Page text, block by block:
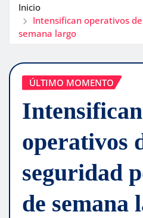
Inicio
Intensifican operativos
semana largo
ÚLTIMO MOMENTO
Intensifican
operativos
seguridad
de semana